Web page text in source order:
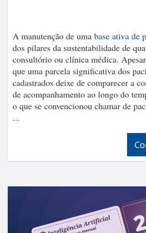
A manutenção de uma base ativa de
dos pilares da sustentabilidade de
consultório ou clínica médica.
que uma parcela significativa dos
cadastrados deixe de comparecer a
de acompanhamento ao longo do
o que se convencionou chamar de
...